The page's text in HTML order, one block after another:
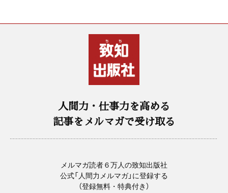
人間力・仕事力を高める
記事をメルマガで受け取る
メルマガ読者６万人の致知出版社
公式「人間力メルマガ」に登録する
（登録無料・特典付き）